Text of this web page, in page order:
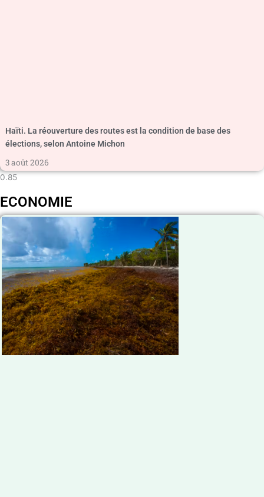
Haïti. La réouverture des routes est la condition de base des
élections, selon Antoine Michon
3 août 2026
ECONOMIE